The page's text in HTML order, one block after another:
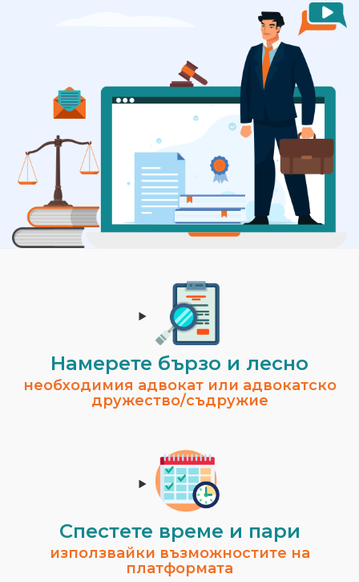
Намерете бързо и лесно
необходимия адвокат или адвокатско
дружество/съдружие
Спестeте време и пари
използвайки възможностите на
платформата